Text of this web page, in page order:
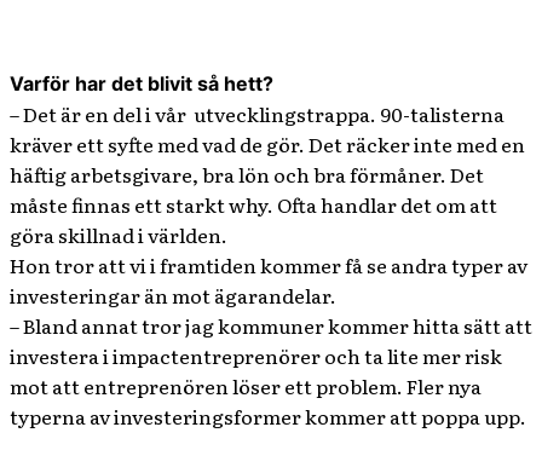
Varför har det blivit så hett?
– Det är en del i vår utvecklingstrappa. 90-talisterna
kräver ett syfte med vad de gör. Det räcker inte med en
häftig arbetsgivare, bra lön och bra förmåner. Det
måste finnas ett starkt why. Ofta handlar det om att
göra skillnad i världen.
Hon tror att vi i framtiden kommer få se andra typer av
investeringar än mot ägarandelar.
– Bland annat tror jag kommuner kommer hitta sätt att
investera i impactentreprenörer och ta lite mer risk
mot att entreprenören löser ett problem. Fler nya
typerna av investeringsformer kommer att poppa upp.